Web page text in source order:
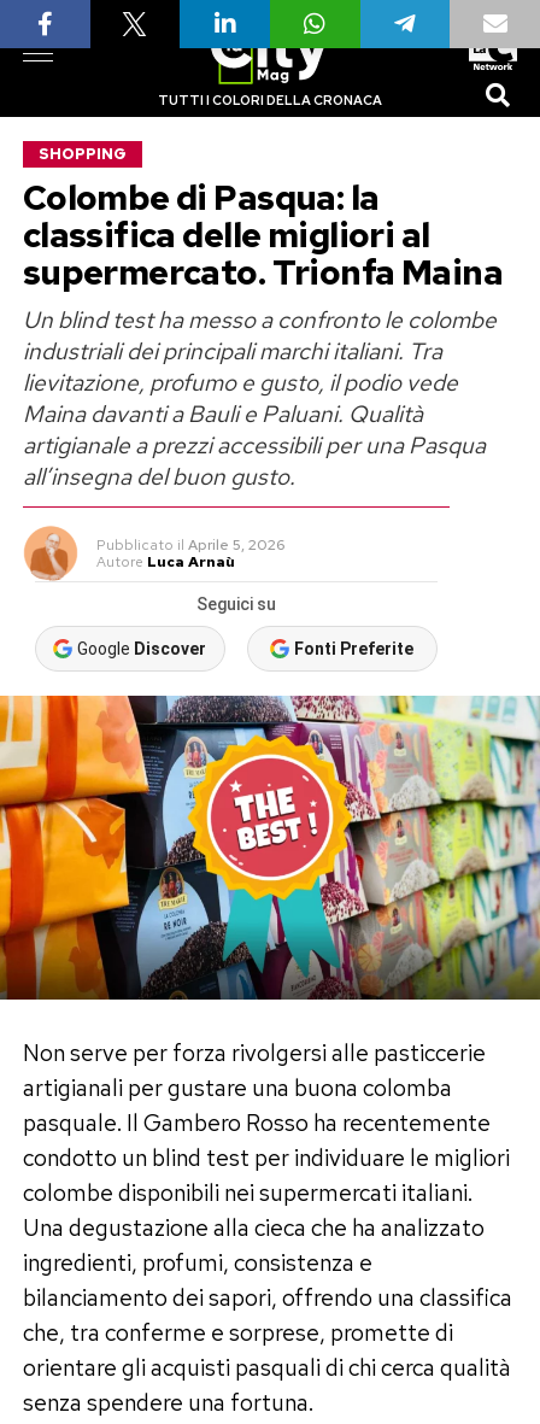
TUTTI I COLORI DELLA CRONACA
SHOPPING
Colombe di Pasqua: la
classifica delle migliori al
supermercato. Trionfa Maina
Un blind test ha messo a confronto le colombe
industriali dei principali marchi italiani. Tra
lievitazione, profumo e gusto, il podio vede
Maina davanti a Bauli e Paluani. Qualità
artigianale a prezzi accessibili per una Pasqua
all’insegna del buon gusto.
Pubblicato il Aprile 5, 2026
Autore Luca Arnaù
Seguici su
Google Discover Fonti Preferite
Non serve per forza rivolgersi alle pasticcerie
artigianali per gustare una buona colomba
pasquale. Il Gambero Rosso ha recentemente
condotto un blind test per individuare le migliori
colombe disponibili nei supermercati italiani.
Una degustazione alla cieca che ha analizzato
ingredienti, profumi, consistenza e
bilanciamento dei sapori, offrendo una classifica
che, tra conferme e sorprese, promette di
orientare gli acquisti pasquali di chi cerca qualità
senza spendere una fortuna.